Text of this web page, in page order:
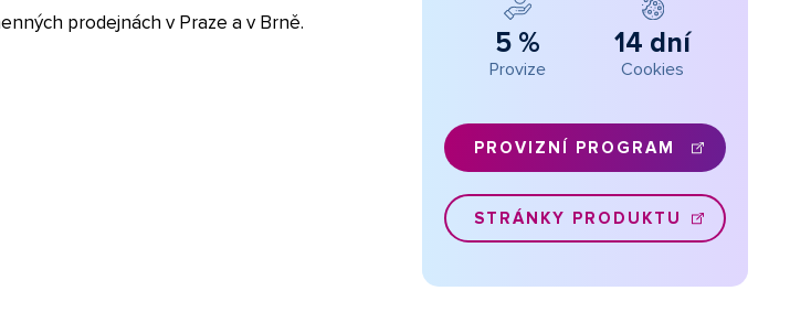
prodejnách v Praze a v Brně.
5 %
Provize
14 dní
Cookies
PROVIZNÍ PROGRAM
STRÁNKY PRODUKTU